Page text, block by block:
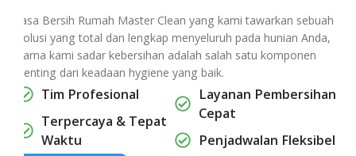
Jasa Bersih Rumah Master Clean yang kami tawarkan sebuah
solusi yang total dan lengkap menyeluruh pada hunian Anda,
karna kami sadar kebersihan adalah salah satu komponen
penting dari keadaan hygiene yang baik.
Tim Profesional
Terpercaya & Tepat
Waktu
Layanan Pembersihan
Cepat
Penjadwalan Fleksibel